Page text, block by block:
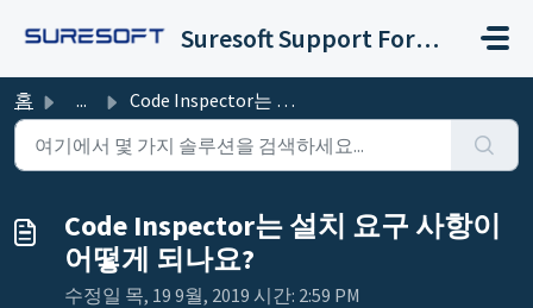
Suresoft Support Forum
홈 ... Code Inspector는 설치 요구 사항이 어떻게 되나요?
Code Inspector는 설치 요구 사항이
어떻게 되나요?
수정일 목, 19 9월, 2019 시간: 2:59 PM